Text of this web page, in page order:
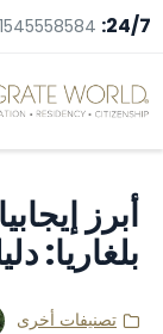
24/7:
أبرز
بلغاريا:
تصنيفات أخرى